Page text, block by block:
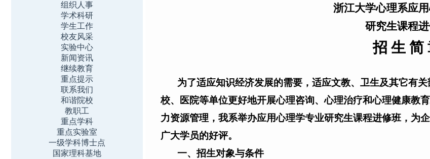
组织人事
学术科研
学生工作
校友风采
实验中心
新闻资讯
继续教育
重点提示
联系我们
和谐院校
教职工
重点学科
重点实验室
一级学科博士点
国家理科基地
浙江大学心理系应
研究生课程
招 生 简
为了适应知识经济发展的需要，适应文教、卫生及其它有
校、医院等单位更好地开展心理咨询、心理治疗和心理健康教
力资源管理，我系举办应用心理学专业研究生课程进修班，为
广大学员的好评。
一、招生对象与条件